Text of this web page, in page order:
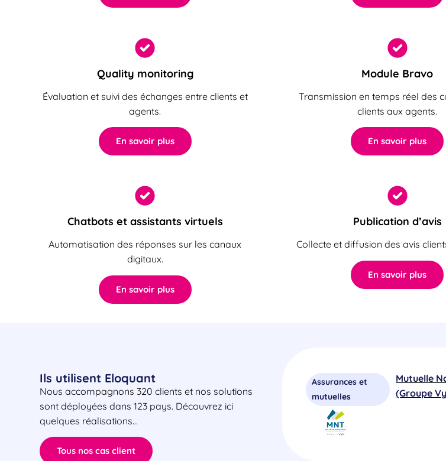
Quality monitoring
Évaluation et suivi des échanges entre clients et
agents.
En savoir plus
Module Bravo
Transmission en temps réel des
clients aux agents.
En savoir plus
Chatbots et assistants virtuels
Automatisation des réponses sur les canaux
digitaux.
En savoir plus
Publication d’avis
Collecte et diffusion des avis
En savoir plus
Ils utilisent Eloquant
Nous accompagnons 320 clients et nos solutions
sont déployées dans 123 pays. Découvrez ici
quelques réalisations…
Tous nos cas client
Assurances et
mutuelles
Mutuelle
(Groupe